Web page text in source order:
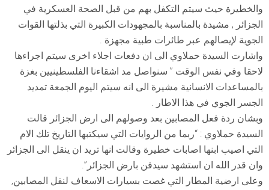
والخطيرة حيث سيتم التكفل بهم من قبل الصحة العسكرية في
الجزائر , مشيدة بالمناسبة بالمجهودات الكبيرة التي بذلتها القوات
الجوية لإيصالهم عبر طائرات طبية مجهزة .
واشارت السيدة حملاوي الى ان دفعات اجلاء اخرى سيتم اجراءها
لاحقا وفي نفس الوقت ” سنواصل مد اشقاءنا الفلسطينيين بغزة
بالمساعدات الانسانية مشيرة الى انه سيتم اليوم الجمعة تمديد
الجسر الجوي في هذا الاطار .
وبشان ردة فعل المصابين بعد وصولهم الى ارض الجزائر قالت
السيدة حملاوي : “ربما من الروايات التي سيكتبها التاريخ تلك الام
التي اصيب ابنها اصابات خطيرة وقالت انها تريد ان ينقل الى الجزائر
وان قدر الله ان استشهد سيدفن بارض الجزائر”.
وعلى ارضية المطار التي غصت بسيارات الاسعاف لنقل المصابين,